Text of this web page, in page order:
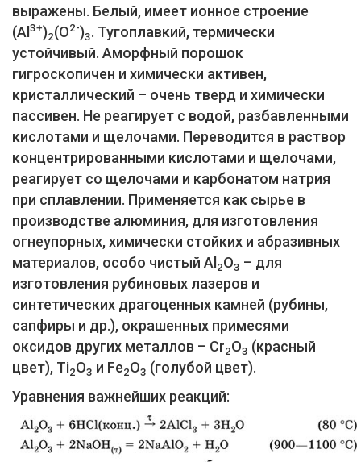
выражены. Белый, имеет ионное строение
(Al 3+)2(O2-)3. Тугоплавкий, термически
устойчивый. Аморфный порошок
гигроскопичен и химически активен,
кристаллический – очень тверд и химически
пассивен. Не реагирует с водой, разбавленными
кислотами и щелочами. Переводится в раствор
концентрированными кислотами и щелочами,
реагирует со щелочами и карбонатом натрия
при сплавлении. Применяется как сырье в
производстве алюминия, для изготовления
огнеупорных, химически стойких и абразивных
материалов, особо чистый Al 2O3 – для
изготовления рубиновых лазеров и
синтетических драгоценных камней (рубины,
сапфиры и др.), окрашенных примесями
оксидов других металлов – Cr2O3 (красный
цвет), Ti2O3 и Fe2O3 (голубой цвет).
Уравнения важнейших реакций: